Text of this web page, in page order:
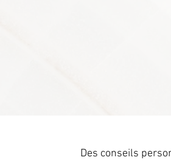
Des conseils